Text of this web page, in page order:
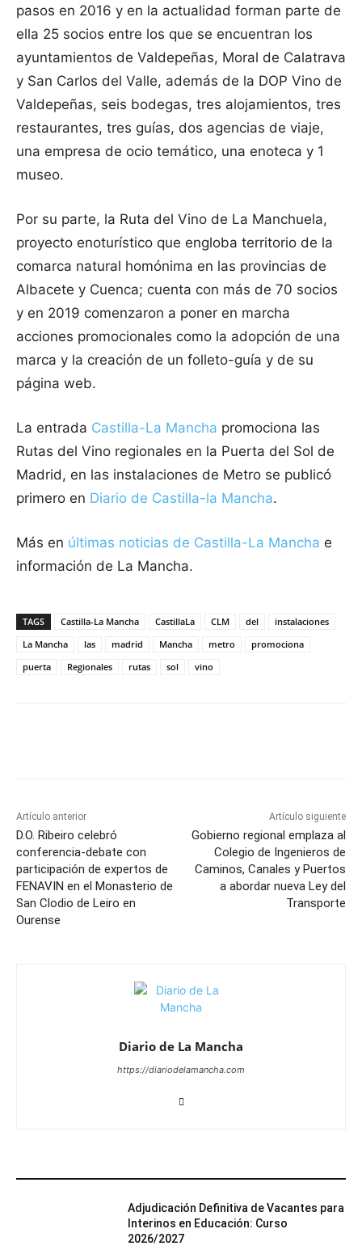
pasos en 2016 y en la actualidad forman parte de
ella 25 socios entre los que se encuentran los
ayuntamientos de Valdepeñas, Moral de Calatrava
y San Carlos del Valle, además de la DOP Vino de
Valdepeñas, seis bodegas, tres alojamientos, tres
restaurantes, tres guías, dos agencias de viaje,
una empresa de ocio temático, una enoteca y 1
museo.
Por su parte, la Ruta del Vino de La Manchuela,
proyecto enoturístico que engloba territorio de la
comarca natural homónima en las provincias de
Albacete y Cuenca; cuenta con más de 70 socios
y en 2019 comenzaron a poner en marcha
acciones promocionales como la adopción de una
marca y la creación de un folleto-guía y de su
página web.
La entrada Castilla-La Mancha promociona las
Rutas del Vino regionales en la Puerta del Sol de
Madrid, en las instalaciones de Metro se publicó
primero en Diario de Castilla-la Mancha.
Más en últimas noticias de Castilla-La Mancha e
información de La Mancha.
TAGS Castilla-La Mancha CastillaLa CLM del
instalaciones
La Mancha
las madrid Mancha metro
promociona
puerta
Regionales rutas sol vino
Artículo anterior
D.O. Ribeiro celebró
conferencia-debate con
participación de expertos de
FENAVIN en el Monasterio de
San Clodio de Leiro en
Ourense
Artículo siguiente
Gobierno regional emplaza al
Colegio de Ingenieros de
Caminos, Canales y Puertos
a abordar nueva Ley del
Transporte
Diario de La Mancha
https://diariodelamancha.com
Adjudicación Definitiva de Vacantes para
Interinos en Educación: Curso
2026/2027